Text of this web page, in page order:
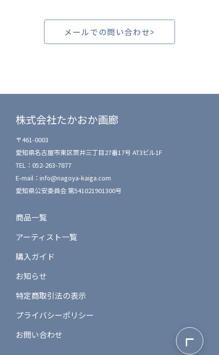
メールでの問い合わせ
ページ最上
株式会社たかおか画廊
〒461-0003
愛知県名古屋市東区筒井三丁目27番17号 AT3ビル1F
TEL： 052-263-7877
E-mail： info@nagoya-kaiga.com
愛知県公安委員会 第541021901300号
商品一覧
アーティスト一覧
購入ガイド
お知らせ
特定商取引法の表示
プライバシーポリシー
お問い合わせ